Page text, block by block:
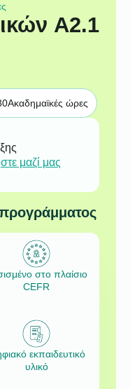
A2.1
Ακαδημαϊκές ώρες
μαζί μας
στο πλαίσιο
CEFR
εκπαιδευτικό
υλικό